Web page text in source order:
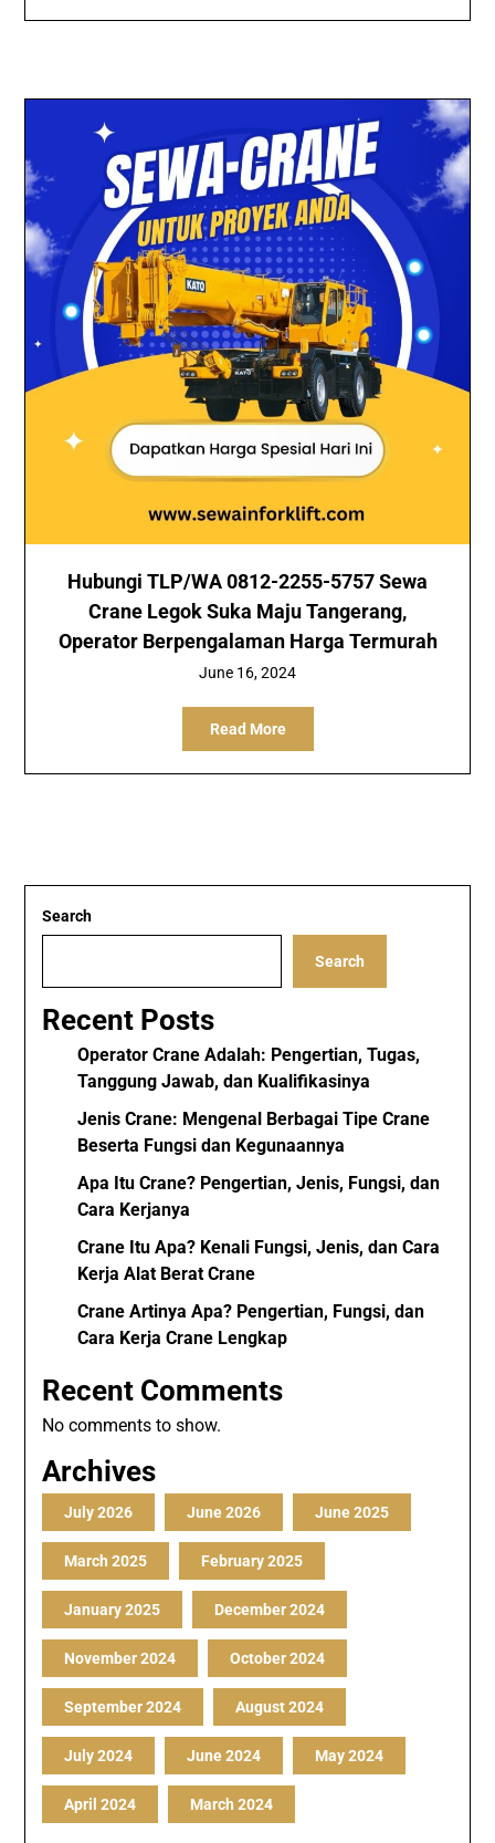
Hubungi TLP/WA 0812-2255-5757 Sewa
Crane Legok Suka Maju Tangerang,
Operator Berpengalaman Harga Termurah
June 16, 2024
Read More
Search
Search
Recent Posts
Operator Crane Adalah: Pengertian, Tugas,
Tanggung Jawab, dan Kualifikasinya
Jenis Crane: Mengenal Berbagai Tipe Crane
Beserta Fungsi dan Kegunaannya
Apa Itu Crane? Pengertian, Jenis, Fungsi, dan
Cara Kerjanya
Crane Itu Apa? Kenali Fungsi, Jenis, dan Cara
Kerja Alat Berat Crane
Crane Artinya Apa? Pengertian, Fungsi, dan
Cara Kerja Crane Lengkap
Recent Comments
No comments to show.
Archives
July 2026 June 2026 June 2025
March 2025 February 2025
January 2025 December 2024
November 2024 October 2024
September 2024 August 2024
July 2024 June 2024 May 2024
April 2024 March 2024